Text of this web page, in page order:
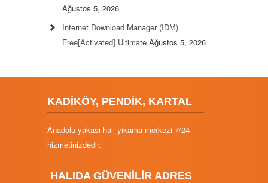
Ağustos 5, 2026
Internet Download Manager (IDM)
Free[Activated] Ultimate Ağustos 5, 2026
KADİKÖY, PENDİK, KARTAL
Anadolu yakası halı yıkama merkezi 7/24
hizmetinizdedir.
HALIDA GÜVENİLİR ADRES